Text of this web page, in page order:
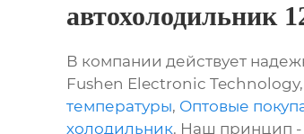
автохолодильник
В компании действует
Fushen Electronic Technology,
температуры, Оптовые
холодильник. Наш принцип -